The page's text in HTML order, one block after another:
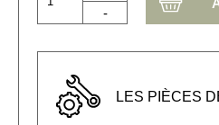
-
LES PIÈCES